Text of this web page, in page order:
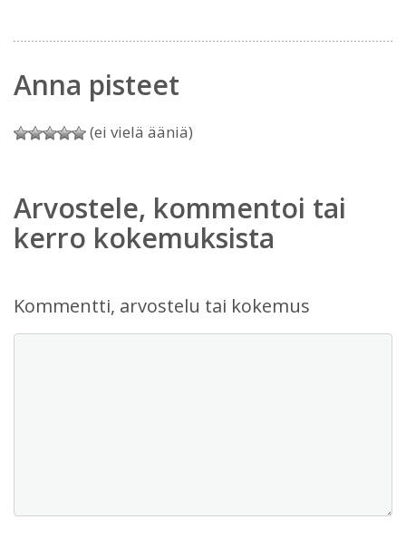
Anna pisteet
(ei vielä ääniä)
Arvostele, kommentoi tai
kerro kokemuksista
Kommentti, arvostelu tai kokemus